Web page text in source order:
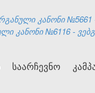
კანონი №5661
კანონი №6116 -
საარჩევნო